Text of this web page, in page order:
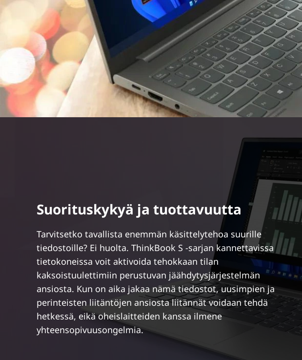
Suorituskykyä ja tuottavuutta
Tarvitsetko tavallista enemmän käsittelytehoa suurille
tiedostoille? Ei huolta. ThinkBook S -sarjan kannettavissa
tietokoneissa voit aktivoida tehokkaan tilan
kaksoistuulettimiin perustuvan jäähdytysjärjestelmän
ansiosta. Kun on aika jakaa nämä tiedostot, uusimpien ja
perinteisten liitäntöjen ansiosta liitännät voidaan tehdä
hetkessä, eikä oheislaitteiden kanssa ilmene
yhteensopivuusongelmia.